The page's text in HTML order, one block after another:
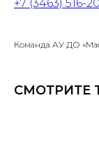
+7 (3463) 516-
Команда АУ ДО
СМОТРИТЕ